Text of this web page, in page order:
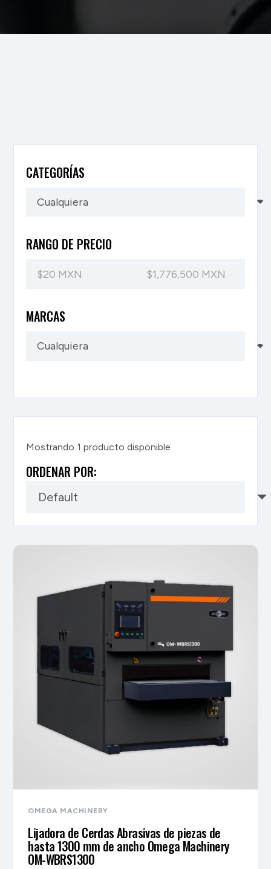
CATEGORÍAS
RANGO DE PRECIO
MARCAS
Mostrando 1 producto disponible
ORDENAR POR:
OMEGA MACHINERY
Lijadora de Cerdas Abrasivas de piezas de
hasta 1300 mm de ancho Omega Machinery
OM-WBRS1300